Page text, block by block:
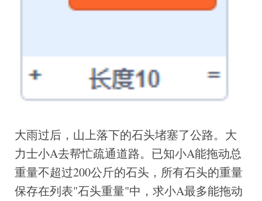
⼤⾬过后，⼭上落下的⽯头堵塞了公路。⼤
⼒⼠⼩A去帮忙疏通道路。已知⼩A能拖动总
重量不超过200公⽄的⽯头，所有⽯头的重量
保存在列表"⽯头重量"中，求⼩A最多能拖动